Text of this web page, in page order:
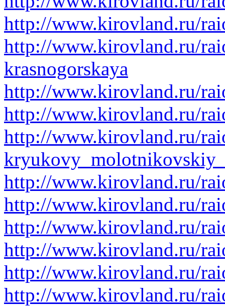
http://www.kirovland.ru/
http://www.kirovland.ru/
krasnogorskaya
http://www.kirovland.ru/
http://www.kirovland.ru/
http://www.kirovland.ru/
http://www.kirovland.ru/
http://www.kirovland.ru/
http://www.kirovland.ru/
http://www.kirovland.ru/
http://www.kirovland.ru/
http://www.kirovland.ru/